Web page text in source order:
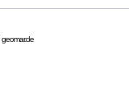
geomar.de